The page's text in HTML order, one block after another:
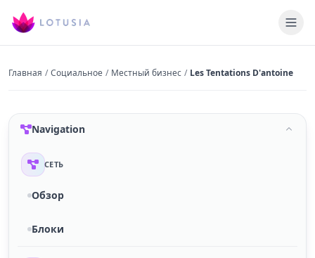
Главная / Социальное / Местный бизнес / Les Tentations D'antoine
Navigation
СЕТЬ
Обзор
Блоки